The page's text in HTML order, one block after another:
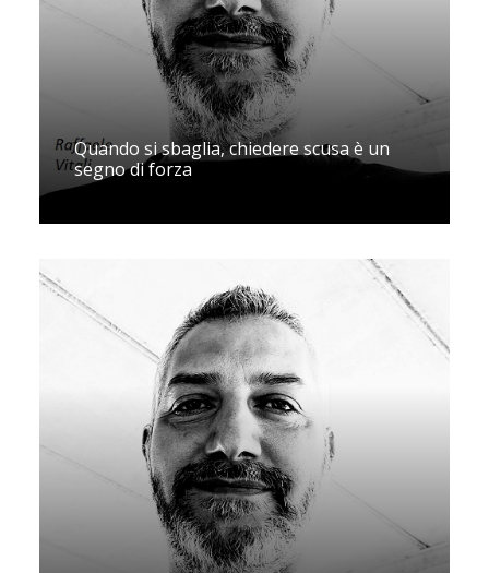
Quando si sbaglia, chiedere scusa è un
segno di forza